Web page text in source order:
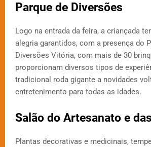
Parque de Diversões
Logo na entrada da feira, a criançada
alegria garantidos, com a presença do
Diversões Vitória, com mais de 30
proporcionam diversos tipos de
tradicional roda gigante a novidades
entretenimento para todas as idades.
Salão do Artesanato e
Plantas decorativas e medicinais,